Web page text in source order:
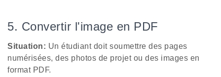
5. Convertir l'image en PDF
Situation: Un étudiant doit soumettre des pages
numérisées, des photos de projet ou des images en
format PDF.